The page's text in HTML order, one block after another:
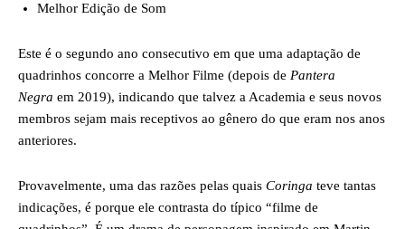
Melhor Edição de Som
Este é o segundo ano consecutivo em que uma adaptação de
quadrinhos concorre a Melhor Filme (depois de Pantera
Negra em 2019), indicando que talvez a Academia e seus novos
membros sejam mais receptivos ao gênero do que eram nos anos
anteriores.
Provavelmente, uma das razões pelas quais Coringa teve tantas
indicações, é porque ele contrasta do típico “filme de